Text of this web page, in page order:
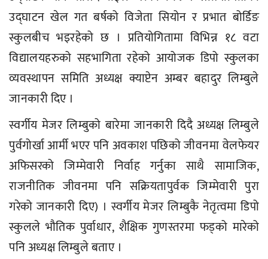
उद्घाटन खेल गत बर्षको विजेता सियोन र प्रभात बोर्डिङ
स्कुलबीच भइरहेको छ । प्रतियोगितामा विभिन्न १८ वटा
विद्यालयहरुको सहभागिता रहेको आयोजक डिपो स्कुलका
व्यवस्थापन समिति अध्यक्ष क्याप्टेन अम्बर बहादुर लिम्बुले
जानकारी दिए ।
स्वर्गीय मेजर लिम्बुको बारेमा जानकारी दिदै अध्यक्ष लिम्बुले
पुर्वगोर्खा आर्मी भएर पनि अवकाश पछिको जीवनमा वेलफेयर
अफिसरको जिम्मेवारी निर्वाह गर्नुका साथै सामाजिक,
राजनीतिक जीवनमा पनि सक्रियतापुर्वक जिम्मेवारी पुरा
गरेको जानकारी दिए) । स्वर्गीय मेजर लिम्बुकै नेतृत्वमा डिपो
स्कुलले भौतिक पुर्वाधार, शैक्षिक गुणस्तरमा फड्को मारेको
पनि अध्यक्ष लिम्बुले बताए ।